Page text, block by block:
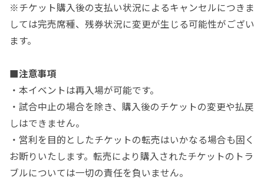
※チケット購入後の支払い状況によるキャンセルにつきま
しては完売席種、残券状況に変更が生じる可能性がござい
ます。
■注意事項
・本イベントは再入場が可能です。
・試合中止の場合を除き、購入後のチケットの変更や払戻
しはできません。
・営利を目的としたチケットの転売はいかなる場合も固く
お断りいたします。転売により購入されたチケットのトラ
ブルについては一切の責任を負いません。